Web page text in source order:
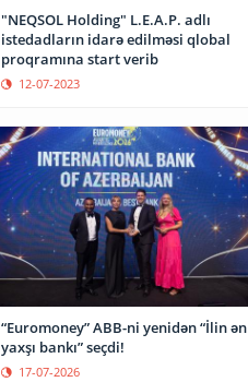
"NEQSOL Holding" L.E.A.P. adlı
istedadların idarə edilməsi qlobal
proqramına start verib
12-07-2023
“Euromoney” ABB-ni yenidən “İlin ən
yaxşı bankı” seçdi!
17-07-2026